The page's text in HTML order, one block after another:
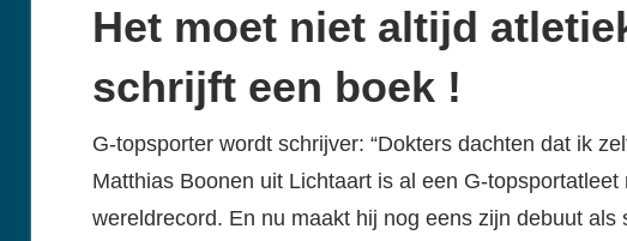
Het moet niet altijd
schrijft een boek !
G-topsporter wordt schrijver: “Dokters dachten dat ik
Matthias Boonen uit Lichtaart is al een G-
wereldrecord. En nu maakt hij nog eens zijn debuut